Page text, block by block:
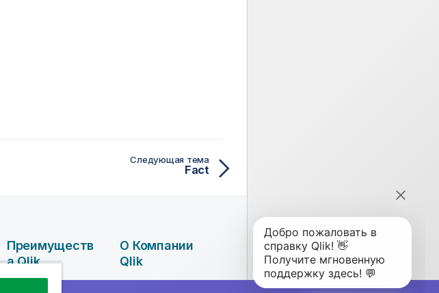
Следующая тема
Fact
Преимуществ
А Qlik
О Компании
Qlik